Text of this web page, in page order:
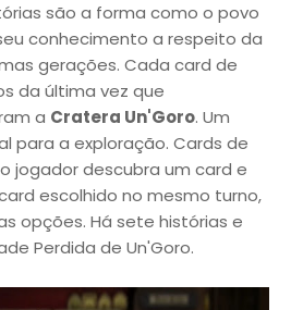
são a forma como o povo
conhecimento a respeito da
gerações. Cada card de
da última vez que
a Cratera Un'Goro. Um
para a exploração. Cards de
jogador descubra um card e
escolhido no mesmo turno,
opções. Há sete histórias e
Perdida de Un'Goro.